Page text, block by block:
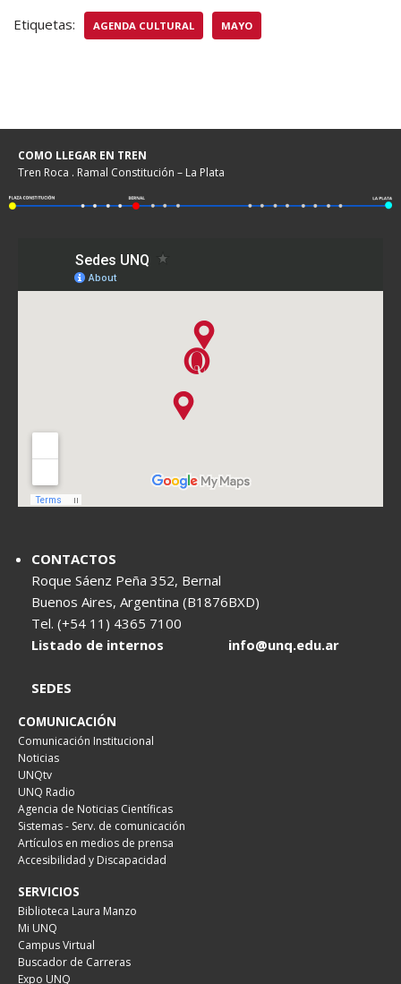
Etiquetas: AGENDA CULTURAL MAYO
COMO LLEGAR EN TREN
Tren Roca . Ramal Constitución – La Plata
CONTACTOS
Roque Sáenz Peña 352, Bernal
Buenos Aires, Argentina (B1876BXD)
Tel. (+54 11) 4365 7100
Listado de internos
info@unq.edu.ar
SEDES
COMUNICACIÓN
Comunicación Institucional
Noticias
UNQtv
UNQ Radio
Agencia de Noticias Científicas
Sistemas - Serv. de comunicación
Artículos en medios de prensa
Accesibilidad y Discapacidad
SERVICIOS
Biblioteca Laura Manzo
Mi UNQ
Campus Virtual
Buscador de Carreras
Expo UNQ